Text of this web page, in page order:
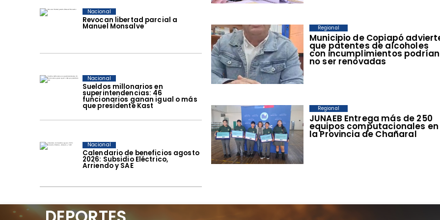
Revocan libertad parcial a
Manuel Monsalve
Nacional
Sueldos millonarios en
superintendencias: 46
funcionarios ganan igual o más
que presidente Kast
Nacional
Calendario de beneficios agosto
2026: Subsidio Eléctrico,
Arriendo y SAE
Nacional
Municipio de Copiapó
que patentes de alcoholes
con incumplimientos podrían
no ser renovadas
Regional
​JUNAEB Entrega más de 250
equipos computacionales en
la Provincia de Chañaral
Regional